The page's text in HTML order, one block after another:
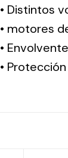
• Distintos
• motores
•
•